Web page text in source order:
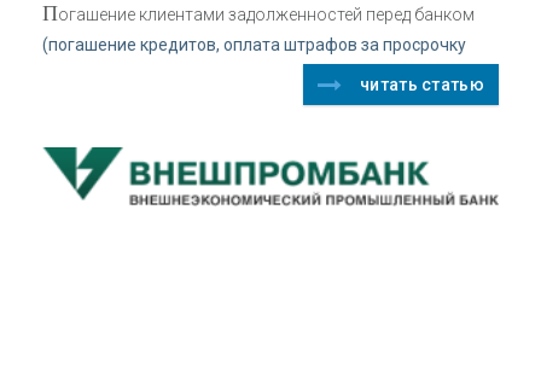
Погашение клиентами задолженностей перед банком
(погашение кредитов, оплата штрафов за просрочку
читать статью